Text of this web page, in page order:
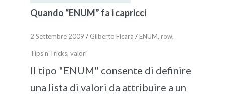
Quando “ENUM” fa i capricci
2 Settembre 2009 / Gilberto Ficara /ENUM, row,
Tips'n'Tricks, valori
Il tipo "ENUM" consente di definire
una lista di valori da attribuire a un